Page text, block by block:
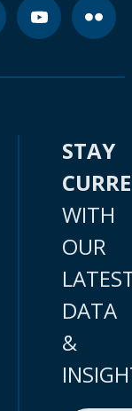
STAY
WITH
OUR
DATA
&